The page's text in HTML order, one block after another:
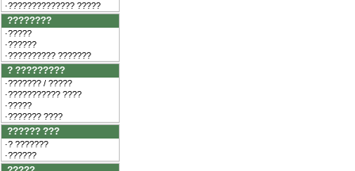
·?????????????? ?????
????????
·?????
·??????
·?????????? ???????
? ?????????
·??????? / ?????
·??????????? ????
·?????
·??????? ????
?????? ???
·? ???????
·??????